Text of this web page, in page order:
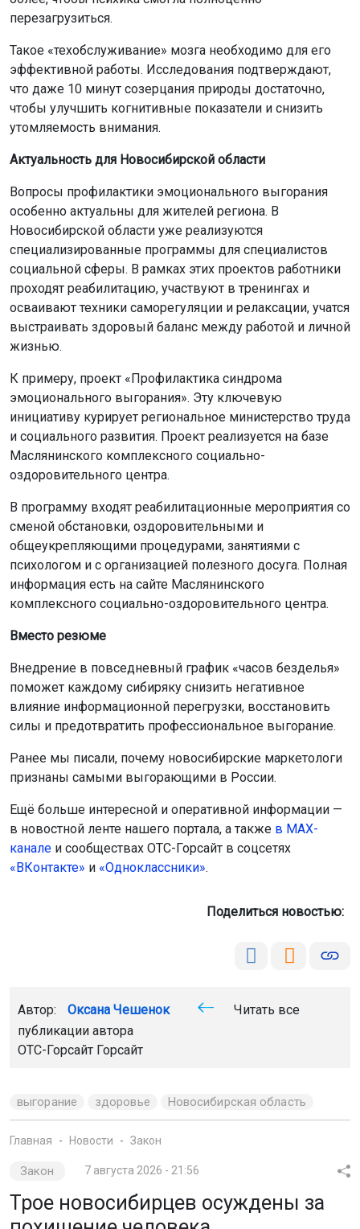
перезагрузиться.
Такое «техобслуживание» мозга необходимо для его
эффективной работы. Исследования подтверждают,
что даже 10 минут созерцания природы достаточно,
чтобы улучшить когнитивные показатели и снизить
утомляемость внимания.
Актуальность для Новосибирской области
Вопросы профилактики эмоционального выгорания
особенно актуальны для жителей региона. В
Новосибирской области уже реализуются
специализированные программы для специалистов
социальной сферы. В рамках этих проектов работники
проходят реабилитацию, участвуют в тренингах и
осваивают техники саморегуляции и релаксации, учатся
выстраивать здоровый баланс между работой и личной
жизнью.
К примеру, проект «Профилактика синдрома
эмоционального выгорания». Эту ключевую
инициативу курирует региональное министерство труда
и социального развития. Проект реализуется на базе
Маслянинского комплексного социально-
оздоровительного центра.
В программу входят реабилитационные мероприятия со
сменой обстановки, оздоровительными и
общеукрепляющими процедурами, занятиями с
психологом и с организацией полезного досуга. Полная
информация есть на сайте Маслянинского
комплексного социально-оздоровительного центра.
Вместо резюме
Внедрение в повседневный график «часов безделья»
поможет каждому сибиряку снизить негативное
влияние информационной перегрузки, восстановить
силы и предотвратить профессиональное выгорание.
Ранее мы писали, почему новосибирские маркетологи
признаны самыми выгорающими в России.
Ещё больше интересной и оперативной информации —
в новостной ленте нашего портала, а также в МАХ-
канале и сообществах ОТС-Горсайт в соцсетях
«ВКонтакте» и «Одноклассники».
Поделиться новостью:
Автор: Оксана Чешенок
Читать все
публикации автора
ОТС-Горсайт Горсайт
выгорание здоровье Новосибирская область
Главная Новости Закон
Закон 7 августа 2026 - 21:56
Трое новосибирцев осуждены за